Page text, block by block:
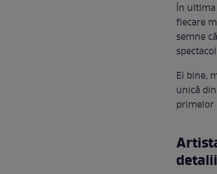
În
fiecare
semne
Ei bine,
unică
primelor